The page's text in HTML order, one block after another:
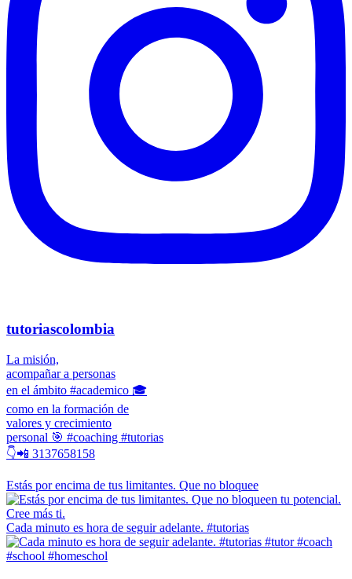
tutoriascolombia
La misión,
acompañar a personas
en el ámbito #academico 🎓
como en la formación de
valores y crecimiento
personal 🎯 #coaching #tutorias
👇📲 3137658158
Estás por encima de tus limitantes. Que no bloquee
Cada minuto es hora de seguir adelante. #tutorias